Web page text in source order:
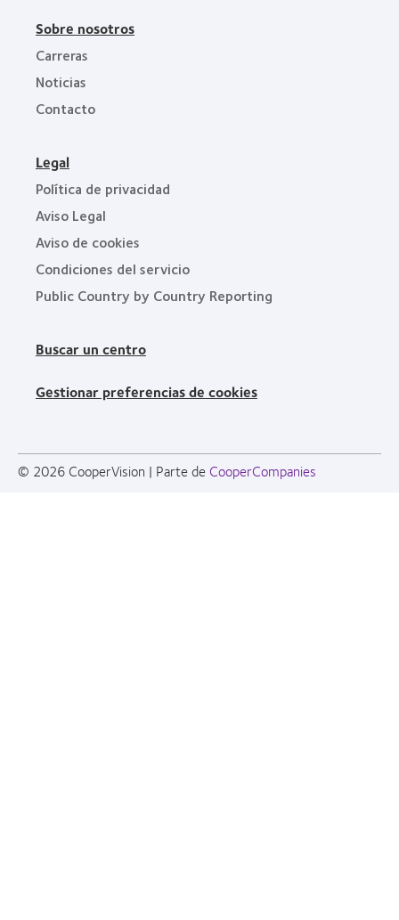
Sobre nosotros
Carreras
Noticias
Contacto
Legal
Política de privacidad
Aviso Legal
Aviso de cookies
Condiciones del servicio
Public Country by Country Reporting
Buscar un centro
Gestionar preferencias de cookies
© 2026 CooperVision | Parte de CooperCompanies